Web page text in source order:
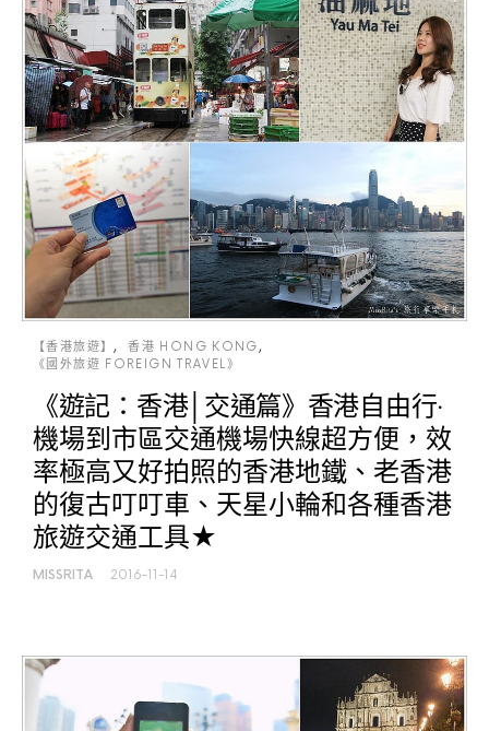
【香港旅遊】
香港 HONG KONG
《國外旅遊 FOREIGN TRAVEL》
《遊記：香港│交通篇》香港自由行‧
機場到市區交通機場快線超方便，效
率極高又好拍照的香港地鐵、老香港
的復古叮叮車、天星小輪和各種香港
旅遊交通工具★
MISSRITA 2016-11-14